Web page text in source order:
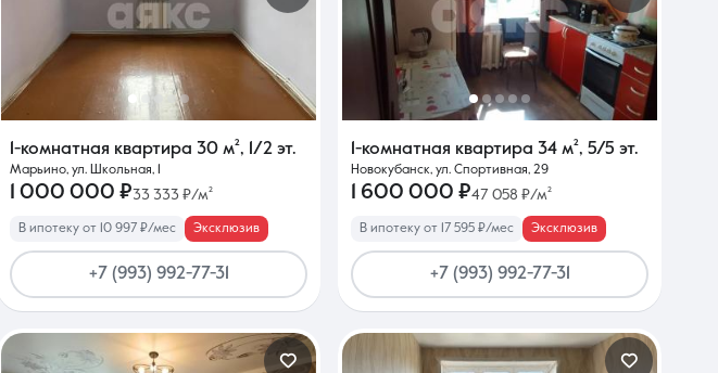
1-комнатная квартира 30 м², 1/2 эт.
Марьино, ул. Школьная, 1
1 000 000 ₽33 333 ₽/м²
В ипотеку от 10 997 ₽/мес Эксклюзив
+7 (993) 992-77-31
1-комнатная квартира 34 м², 5/5 эт.
Новокубанск, ул. Спортивная, 29
1 600 000 ₽47 058 ₽/м²
В ипотеку от 17 595 ₽/мес Эксклюзив
+7 (993) 992-77-31